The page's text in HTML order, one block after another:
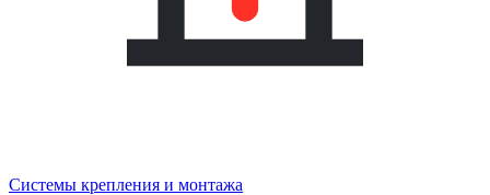
Системы крепления и монтажа